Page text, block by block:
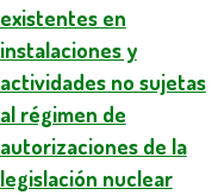
existentes en
instalaciones y
actividades no sujetas
al régimen de
autorizaciones de la
legislación nuclear